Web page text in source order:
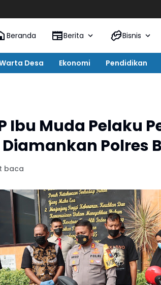
Beranda Berita Bisnis
Desa Ekonomi Pendidikan
Ibu Muda Pelaku
Polres
baca